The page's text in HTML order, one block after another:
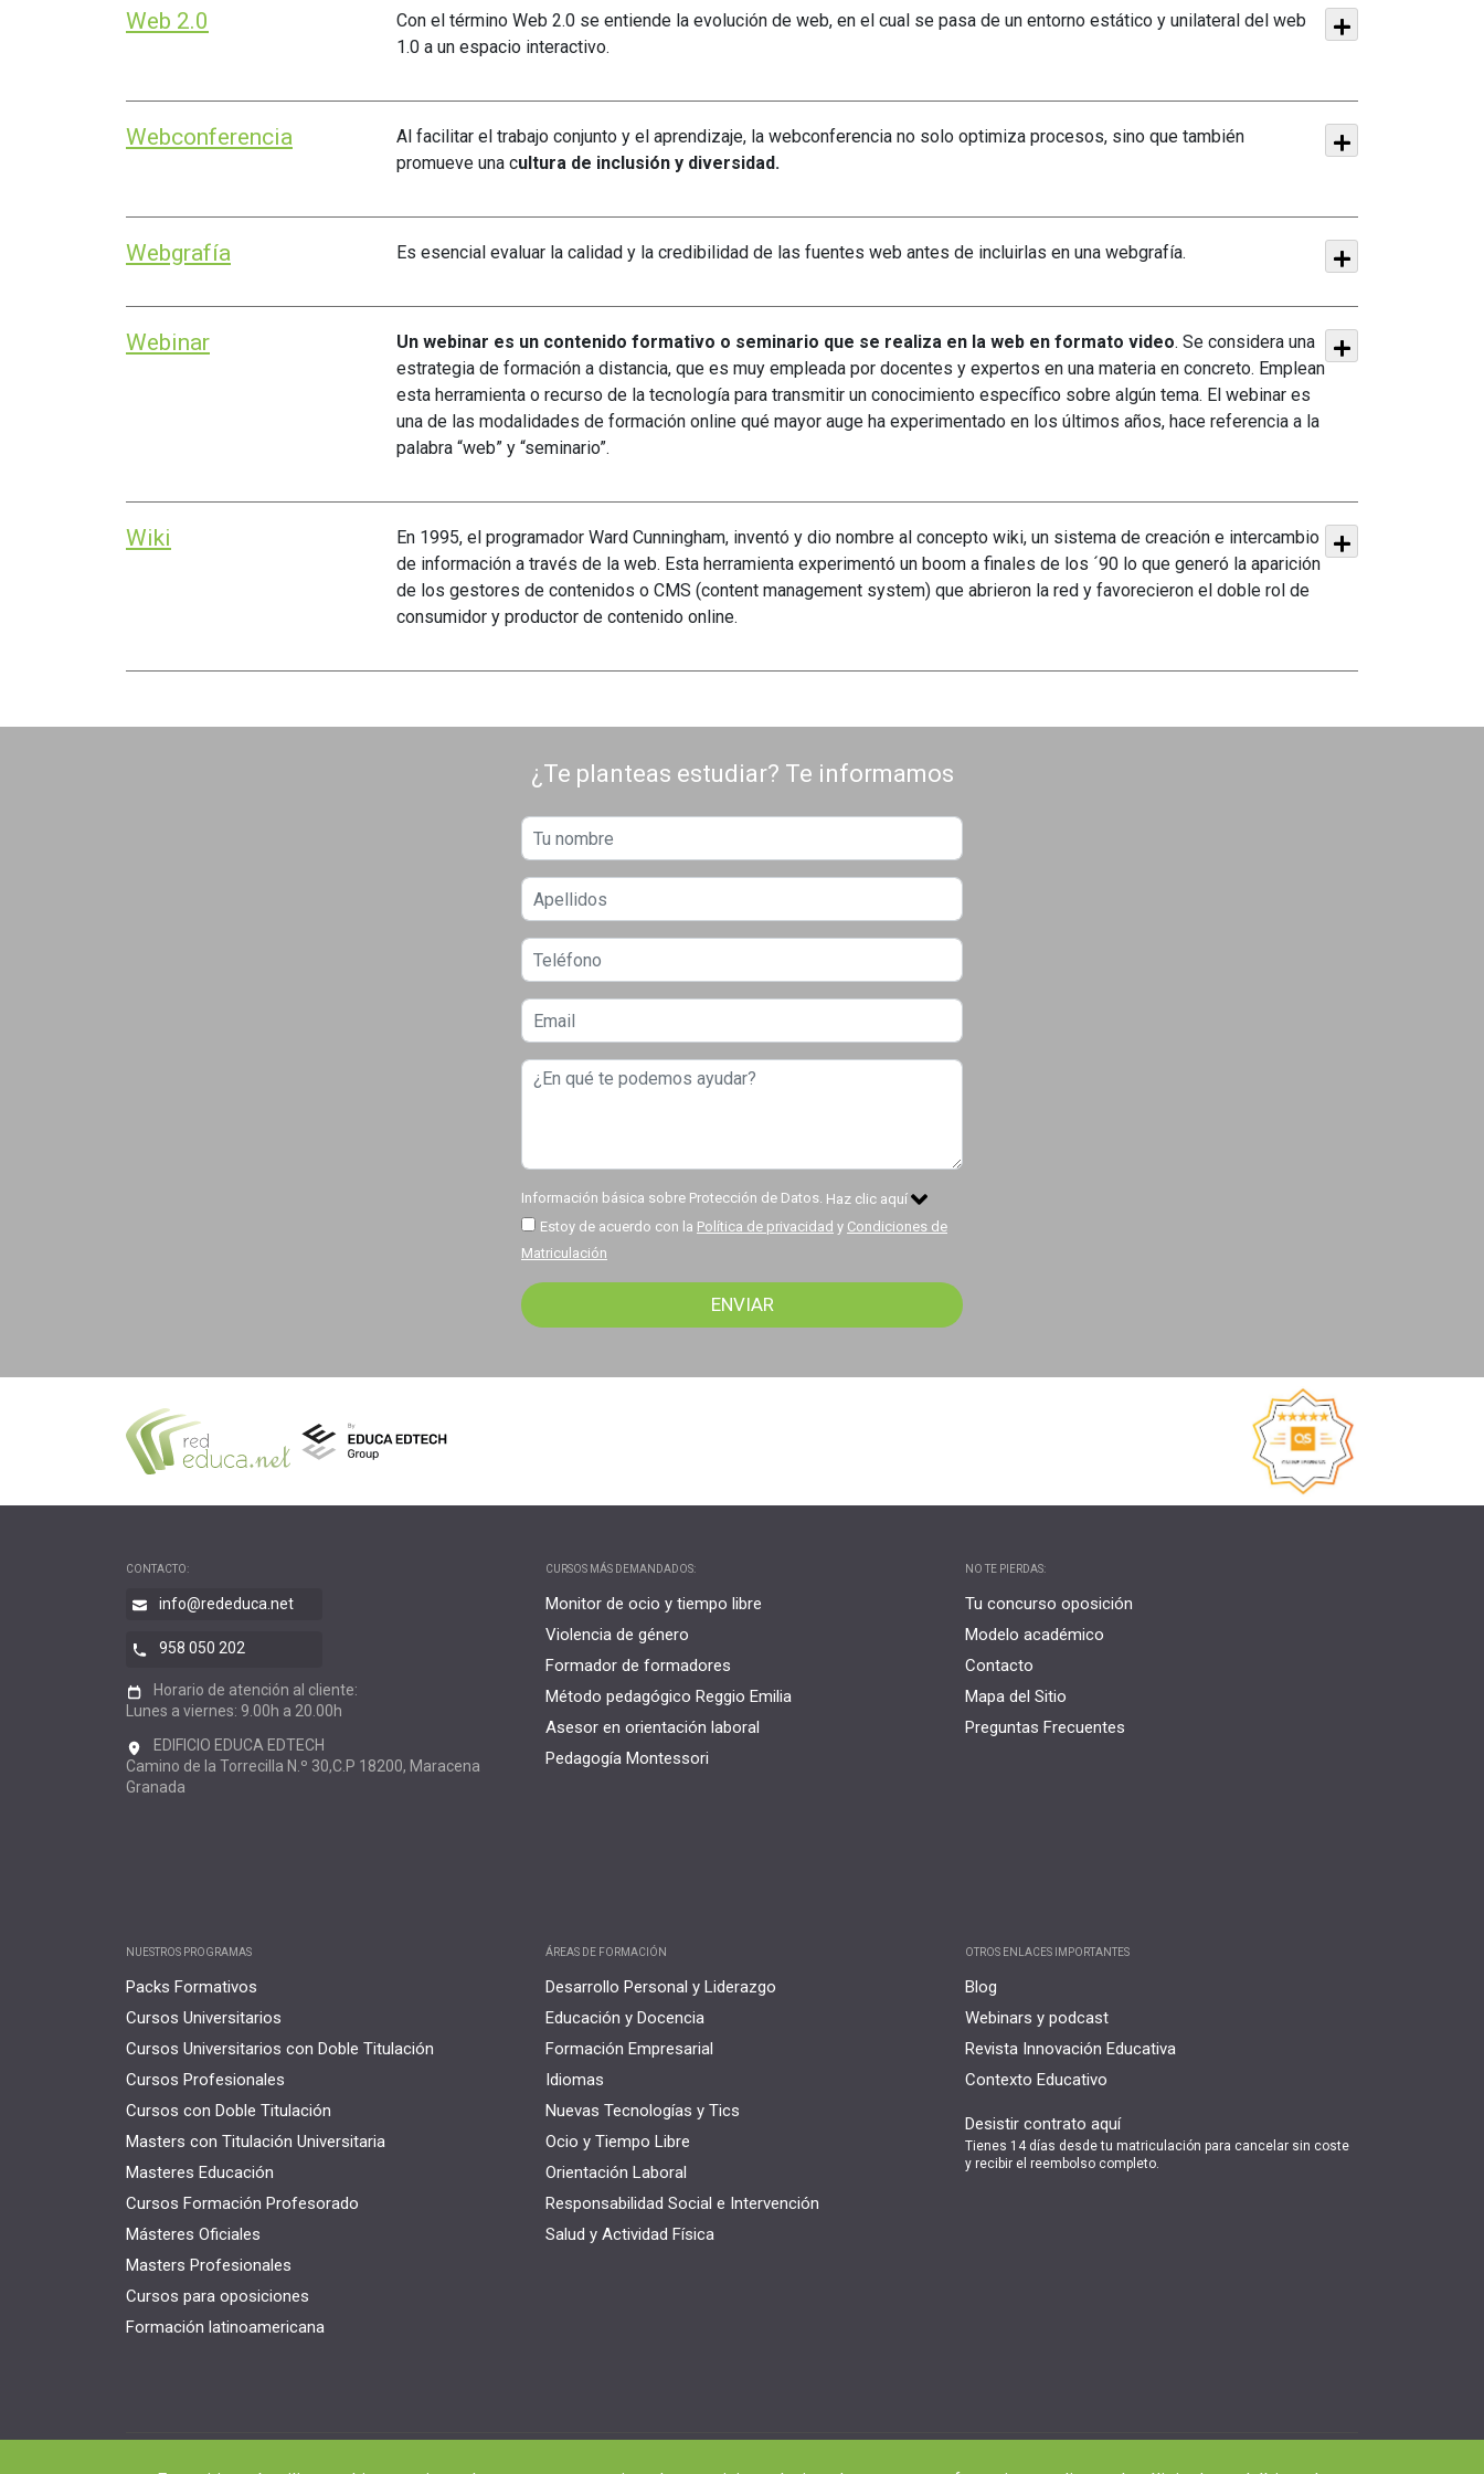
Ver Cursos
Universitaria
Másteres Oficiales
Cursos para oposiciones
Orientación Laboral
Web 2.0
Con el término Web 2.0 se entiende la evolución de web, en el cual se pasa de un entorno estático y unilateral del web
1.0 a un espacio interactivo.
Webconferencia
Al facilitar el trabajo conjunto y el aprendizaje, la webconferencia no solo optimiza procesos, sino que también
promueve una cultura de inclusión y diversidad.
Webgrafía Es esencial evaluar la calidad y la credibilidad de las fuentes web antes de incluirlas en una webgrafía.
Webinar Un webinar es un contenido formativo o seminario que se realiza en la web en formato video. Se considera una
estrategia de formación a distancia, que es muy empleada por docentes y expertos en una materia en concreto. Emplean
esta herramienta o recurso de la tecnología para transmitir un conocimiento específico sobre algún tema. El webinar es
una de las modalidades de formación online qué mayor auge ha experimentado en los últimos años, hace referencia a la
palabra “web” y “seminario”.
Wiki
En 1995, el programador Ward Cunningham, inventó y dio nombre al concepto wiki, un sistema de creación e intercambio
de información a través de la web. Esta herramienta experimentó un boom a finales de los ´90 lo que generó la aparición
de los gestores de contenidos o CMS (content management system) que abrieron la red y favorecieron el doble rol de
consumidor y productor de contenido online.
¿Te planteas estudiar? Te informamos
Información básica sobre Protección de Datos. Haz clic aquí
Estoy de acuerdo con la Política de privacidad y Condiciones de
Matriculación
CONTACTO:
info@rededuca.net
958 050 202
Horario de atención al cliente:
Lunes a viernes: 9.00h a 20.00h
EDIFICIO EDUCA EDTECH
Camino de la Torrecilla N.º 30,C.P 18200, Maracena
Granada
CURSOS MÁS DEMANDADOS:
Monitor de ocio y tiempo libre
Violencia de género
Formador de formadores
Método pedagógico Reggio Emilia
Asesor en orientación laboral
Pedagogía Montessori
NO TE PIERDAS:
Tu concurso oposición
Modelo académico
Contacto
Mapa del Sitio
Preguntas Frecuentes
NUESTROS PROGRAMAS
Packs Formativos
Cursos Universitarios
Cursos Universitarios con Doble Titulación
Cursos Profesionales
Cursos con Doble Titulación
Masters con Titulación Universitaria
Masteres Educación
Cursos Formación Profesorado
Másteres Oficiales
Masters Profesionales
Cursos para oposiciones
Formación latinoamericana
ÁREAS DE FORMACIÓN
Desarrollo Personal y Liderazgo
Educación y Docencia
Formación Empresarial
Idiomas
Nuevas Tecnologías y Tics
Ocio y Tiempo Libre
Orientación Laboral
Responsabilidad Social e Intervención
Salud y Actividad Física
OTROS ENLACES IMPORTANTES
Blog
Webinars y podcast
Revista Innovación Educativa
Contexto Educativo
Desistir contrato aquí
Tienes 14 días desde tu matriculación para cancelar sin coste
y recibir el reembolso completo.